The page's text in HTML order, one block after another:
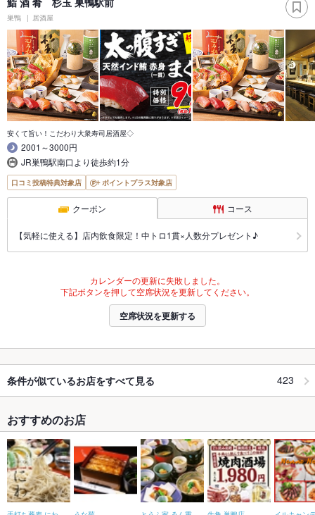
巣鴨 居酒屋
安くて旨い！こだわり大衆寿司居酒屋◇
2001～3000円
JR巣鴨駅南口より徒歩約1分
口コミ投稿特典対象店 ポイントプラス対象店
クーポン コース
【気軽に使える】店内飲食限定！中トロ1貫×人数分プレゼント♪
カレンダーの更新に失敗しました。
下記ボタンを押して空席状況を更新してください。
空席状況を更新する
条件が似ているお店をすべて見る 423
おすすめのお店